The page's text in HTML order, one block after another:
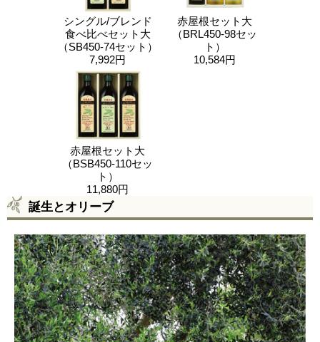
シングル/ブレンド
食べ比べセット大
（SB450-74セット）
7,992円
赤屋根セット大
（BRL450-98セッ
ト）
10,584円
赤屋根セット大
（BSB450-110セッ
ト）
11,880円
誕生とオリーブ